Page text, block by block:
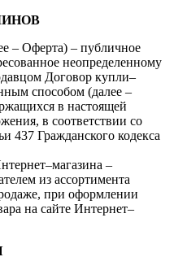
– Оферта) – публичное
неопределенному
Договор купли–
способом (далее –
в настоящей
в соответствии со
437 Гражданского кодекса
–
из ассортимента
при оформлении
на сайте Интернет–